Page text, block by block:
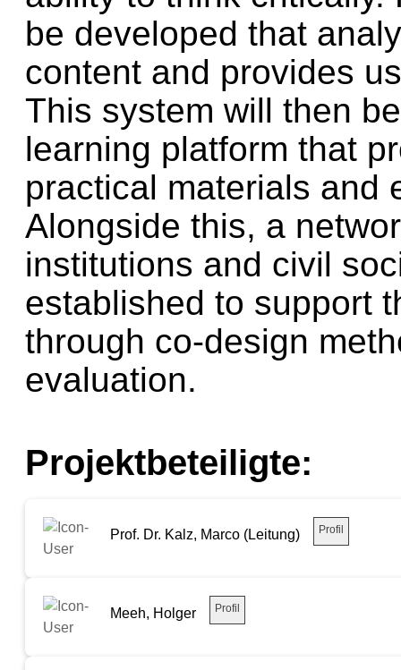
be developed that
content and provides
This system will then
learning platform that
practical materials and
Alongside this, a
institutions and civil
established to support
through co-design
evaluation.
Projektbeteiligte:
Prof. Dr. Kalz, Marco (Leitung) Profil
Meeh, Holger Profil